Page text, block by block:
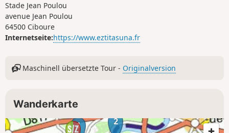
Stade Jean Poulou
avenue Jean Poulou
64500 Ciboure
Internetseite:https://www.eztitasuna.fr
Maschinell übersetzte Tour - Originalversion
Wanderkarte
1 2